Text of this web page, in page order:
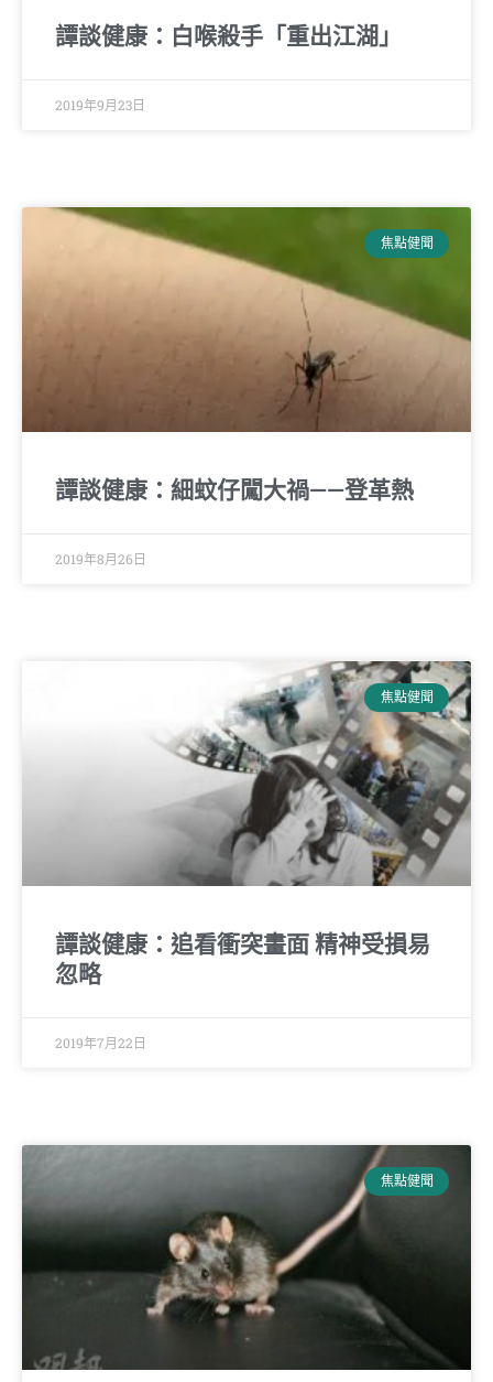
譚談健康：白喉殺手「重出江湖」
2019年9月23日
焦點健聞
譚談健康：細蚊仔闖大禍——登革熱
2019年8月26日
焦點健聞
譚談健康：追看衝突畫面 精神受損易
忽略
2019年7月22日
焦點健聞